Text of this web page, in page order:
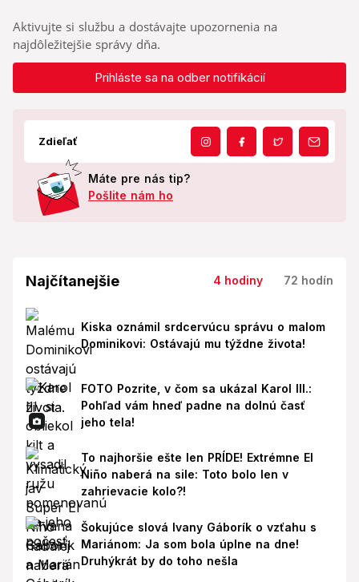
Aktivujte si službu a dostávajte upozornenia na
najdôležitejšie správy dňa.
Prihláste sa na odber notifikácií
Zdieľať
Máte pre nás tip?
Pošlite nám ho
Najčítanejšie 4 hodiny 72 hodín
Kiska oznámil srdcervúcu správu o malom
Dominikovi: Ostávajú mu týždne života!
FOTO Pozrite, v čom sa ukázal Karol III.:
Pohľad vám hneď padne na dolnú časť
jeho tela!
To najhoršie ešte len PRÍDE! Extrémne El
Niño naberá na sile: Toto bolo len v
zahrievacie kolo?!
Šokujúce slová Ivany Gáborík o vzťahu s
Mariánom: Ja som bola úplne na dne!
Druhýkrát by do toho nešla